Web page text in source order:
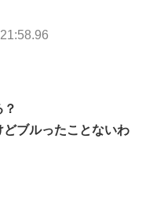
ブルったことないわ